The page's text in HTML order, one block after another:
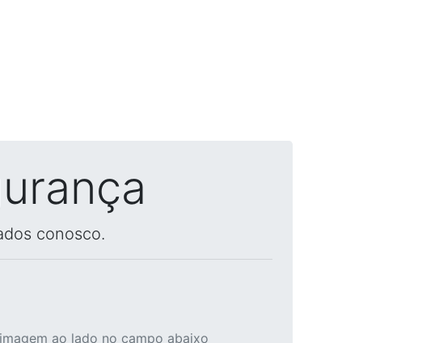
conosco.
ao lado no campo abaixo